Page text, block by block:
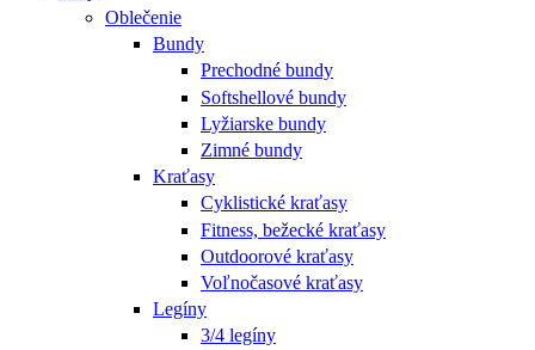
Oblečenie
Bundy
Prechodné bundy
Softshellové bundy
Lyžiarske bundy
Zimné bundy
Kraťasy
Cyklistické kraťasy
Fitness, bežecké kraťasy
Outdoorové kraťasy
Voľnočasové kraťasy
Legíny
3/4 legíny